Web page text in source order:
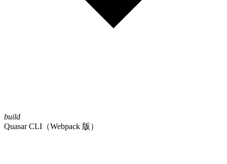
build
Quasar CLI（Webpack 版）